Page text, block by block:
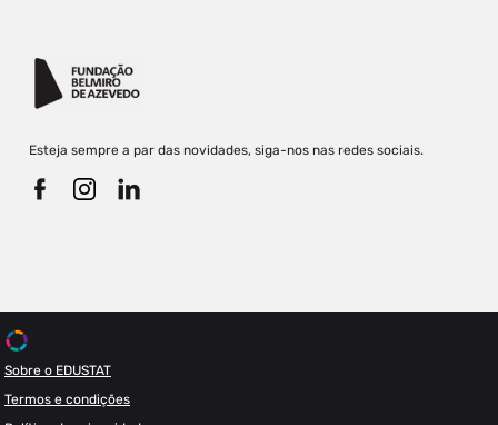
Esteja sempre a par das novidades, siga-nos nas redes sociais.
Sobre o EDUSTAT
Termos e condições